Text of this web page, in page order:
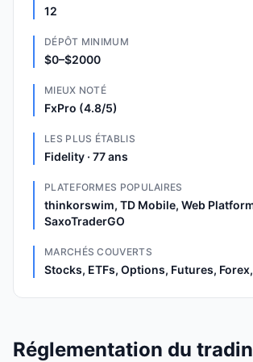
12
DÉPÔT MINIMUM
$0–$2000
MIEUX NOTÉ
FxPro (4.8/5)
LES PLUS ÉTABLIS
Fidelity · 77 ans
PLATEFORMES POPULAIRES
thinkorswim, TD Mobile, Web
SaxoTraderGO
MARCHÉS COUVERTS
Stocks, ETFs, Options, Futures,
Réglementation du